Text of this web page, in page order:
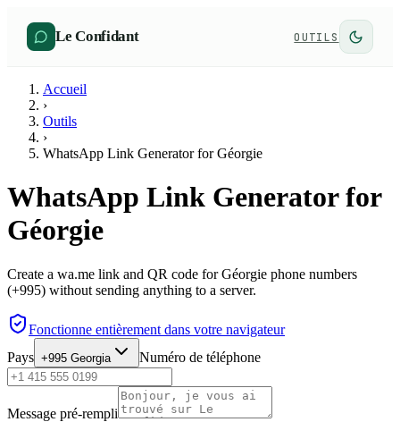
Le Confidant OUTILS
Accueil
›
Outils
›
WhatsApp Link Generator for Géorgie
WhatsApp Link Generator for
Géorgie
Create a wa.me link and QR code for Géorgie phone numbers
(+995) without sending anything to a server.
Fonctionne entièrement dans votre navigateur
Pays +995 Georgia Numéro de téléphone
Message pré-rempli